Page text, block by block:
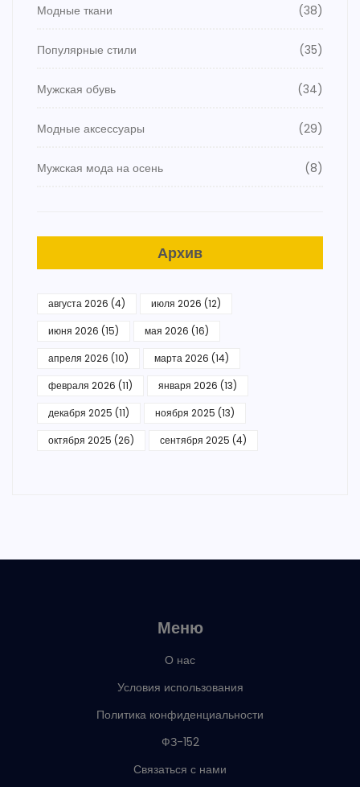
Модные ткани (38)
Популярные стили (35)
Мужская обувь (34)
Модные аксессуары (29)
Мужская мода на осень (8)
Архив
августа 2026 (4) июля 2026 (12)
июня 2026 (15) мая 2026 (16)
апреля 2026 (10) марта 2026 (14)
февраля 2026 (11) января 2026 (13)
декабря 2025 (11) ноября 2025 (13)
октября 2025 (26) сентября 2025 (4)
Меню
О нас
Условия использования
Политика конфиденциальности
ФЗ-152
Связаться с нами